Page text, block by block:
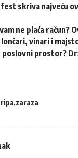
skriva najveću
ne plaća račun?
lončari, vinari i
prostor?
zaraza